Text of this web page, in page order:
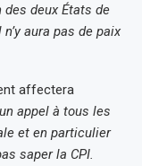
deux États de
aura pas de paix
affectera
appel à tous les
et en particulier
saper la CPI.